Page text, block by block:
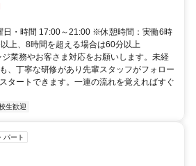
日・時間 17:00～21:00 ※休憩時間：実働6時
上、8時間を超える場合は60分以上
業務やお客さま対応をお願いします。未経
、丁寧な研修があり先輩スタッフがフォロー
タートできます。一連の流れを覚えればすぐ
生歓迎
パート